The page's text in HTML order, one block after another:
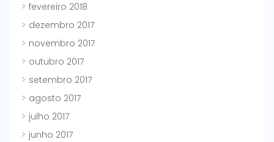
fevereiro 2018
dezembro 2017
novembro 2017
outubro 2017
setembro 2017
agosto 2017
julho 2017
junho 2017